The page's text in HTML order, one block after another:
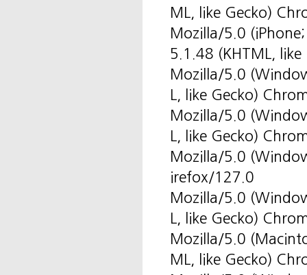
ML, like Gecko)
Mozilla/5.0
5.1.48 (KHTML,
Mozilla/5.0
L, like Gecko)
Mozilla/5.0
L, like Gecko)
Mozilla/5.0
irefox/127.0
Mozilla/5.0
L, like Gecko)
Mozilla/5.0
ML, like Gecko)